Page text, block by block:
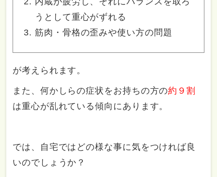
うとして重心がずれる
筋肉・骨格の歪みや使い方の問題
が考えられます。
また、何かしらの症状をお持ちの方の約９割
は重心が乱れている傾向にあります。
では、自宅ではどの様な事に気をつければ良
いのでしょうか？